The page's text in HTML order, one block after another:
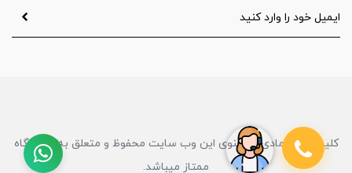
کلیه حقوق مادی و معنوی این وب سایت محفوظ و متعلق به فروشگاه
ممتاز میباشد.